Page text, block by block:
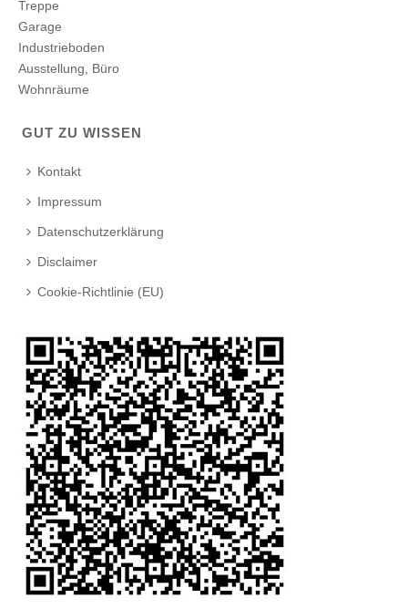
Treppe
Garage
Industrieboden
Ausstellung, Büro
Wohnräume
GUT ZU WISSEN
Kontakt
Impressum
Datenschutzerklärung
Disclaimer
Cookie-Richtlinie (EU)